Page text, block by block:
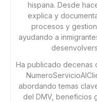
hispana. Desde
explica y
procesos y
ayudando a
Ha publicado decenas
abordando temas
del DMV, beneficios